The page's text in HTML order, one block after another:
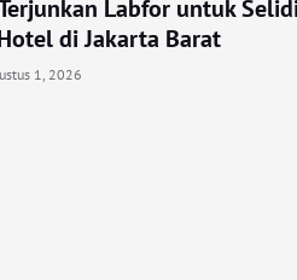
Labfor untuk
di Jakarta Barat
1, 2026